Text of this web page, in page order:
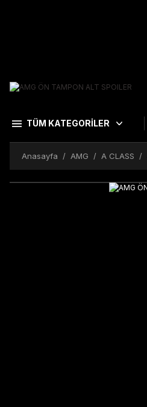
TÜM KATEGORİLER
Anasayfa AMG A CLASS